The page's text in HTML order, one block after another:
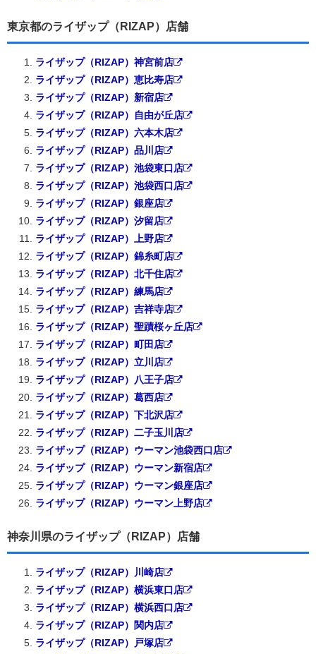
東京都のライザップ（RIZAP）店舗
ライザップ（RIZAP）神宮前店
ライザップ（RIZAP）恵比寿店
ライザップ（RIZAP）新宿店
ライザップ（RIZAP）自由が丘店
ライザップ（RIZAP）六本木店
ライザップ（RIZAP）品川店
ライザップ（RIZAP）池袋東口店
ライザップ（RIZAP）池袋西口店
ライザップ（RIZAP）銀座店
ライザップ（RIZAP）汐留店
ライザップ（RIZAP）上野店
ライザップ（RIZAP）錦糸町店
ライザップ（RIZAP）北千住店
ライザップ（RIZAP）練馬店
ライザップ（RIZAP）吉祥寺店
ライザップ（RIZAP）聖蹟桜ヶ丘店
ライザップ（RIZAP）町田店
ライザップ（RIZAP）立川店
ライザップ（RIZAP）八王子店
ライザップ（RIZAP）葛西店
ライザップ（RIZAP）下北沢店
ライザップ（RIZAP）二子玉川店
ライザップ（RIZAP）ウーマン池袋西口店
ライザップ（RIZAP）ウーマン新宿店
ライザップ（RIZAP）ウーマン銀座店
ライザップ（RIZAP）ウーマン上野店
神奈川県のライザップ（RIZAP）店舗
ライザップ（RIZAP）川崎店
ライザップ（RIZAP）横浜東口店
ライザップ（RIZAP）横浜西口店
ライザップ（RIZAP）関内店
ライザップ（RIZAP）戸塚店